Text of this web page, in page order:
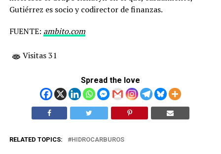
Gutiérrez es socio y codirector de finanzas.
FUENTE: ambito.com
Visitas 31
Spread the love
RELATED TOPICS: HIDROCARBUROS